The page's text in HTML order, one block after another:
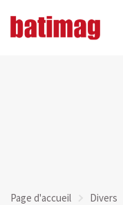
Page d'accueil
Divers